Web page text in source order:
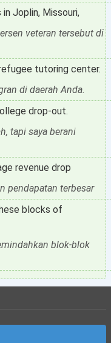
Joplin, Missouri,
veteran tersebut di
tutoring center.
di daerah Anda.
drop-out.
tapi saya berani
revenue drop
pendapatan terbesar
blocks of
blok-blok